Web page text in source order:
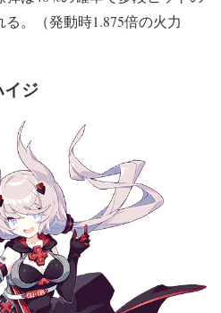
。（発動時1.875倍の火力
ジ